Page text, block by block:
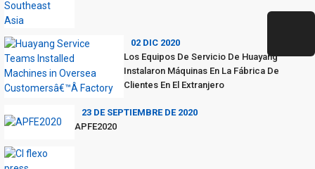
02 DIC 2020
Los Equipos De Servicio De Huayang
Instalaron Máquinas En La Fábrica De
Clientes En El Extranjero
23 DE SEPTIEMBRE DE 2020
APFE2020